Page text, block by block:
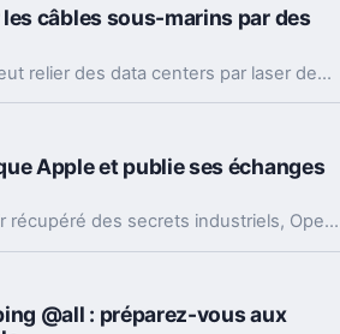
câbles sous-marins par des
La jeune pousse EON veut relier des data centers par laser depuis l’orbite. Une idée très ambitieuse, portée par l’explosion des besoins en IA.
Apple et publie ses échanges
Accusé par Apple d’avoir récupéré des secrets industriels, OpenAI riposte avec des mails et des logs de chat. L’enjeu va bien au-delà du simple procès.
@all : préparez-vous aux